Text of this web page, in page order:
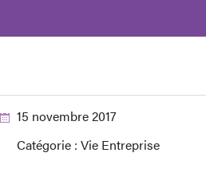
15 novembre 2017
Catégorie : Vie Entreprise